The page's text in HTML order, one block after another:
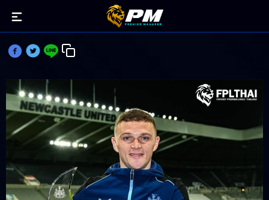
ทริปเปียร์ คว้าแข้งยอดเยี่ยมสาลิกาตามคาด